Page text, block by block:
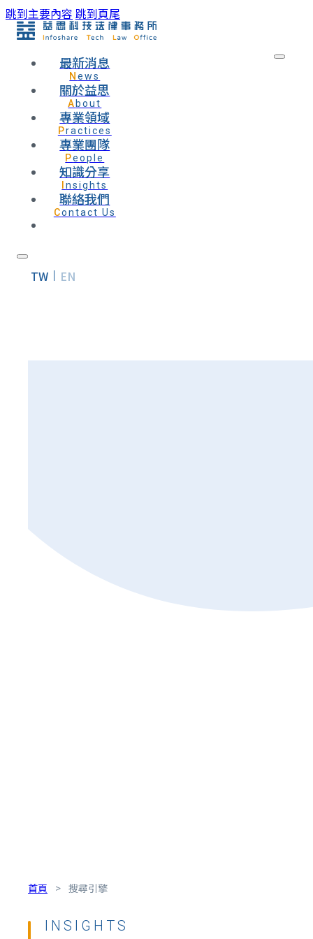
跳到主要內容 跳到頁尾
最新消息
News
關於益思
About
專業領域
Practices
專業團隊
People
知識分享
Insights
聯絡我們
Contact Us
TW EN
首頁 > 搜尋引擎
INSIGHTS